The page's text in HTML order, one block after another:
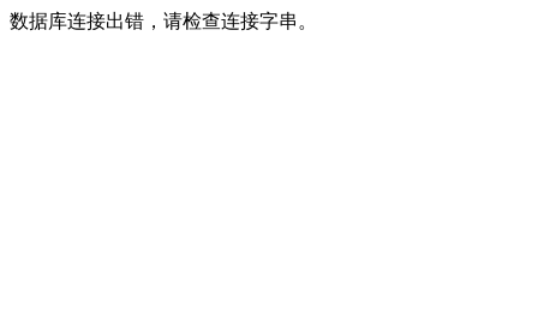
数据库连接出错，请检查连接字串。